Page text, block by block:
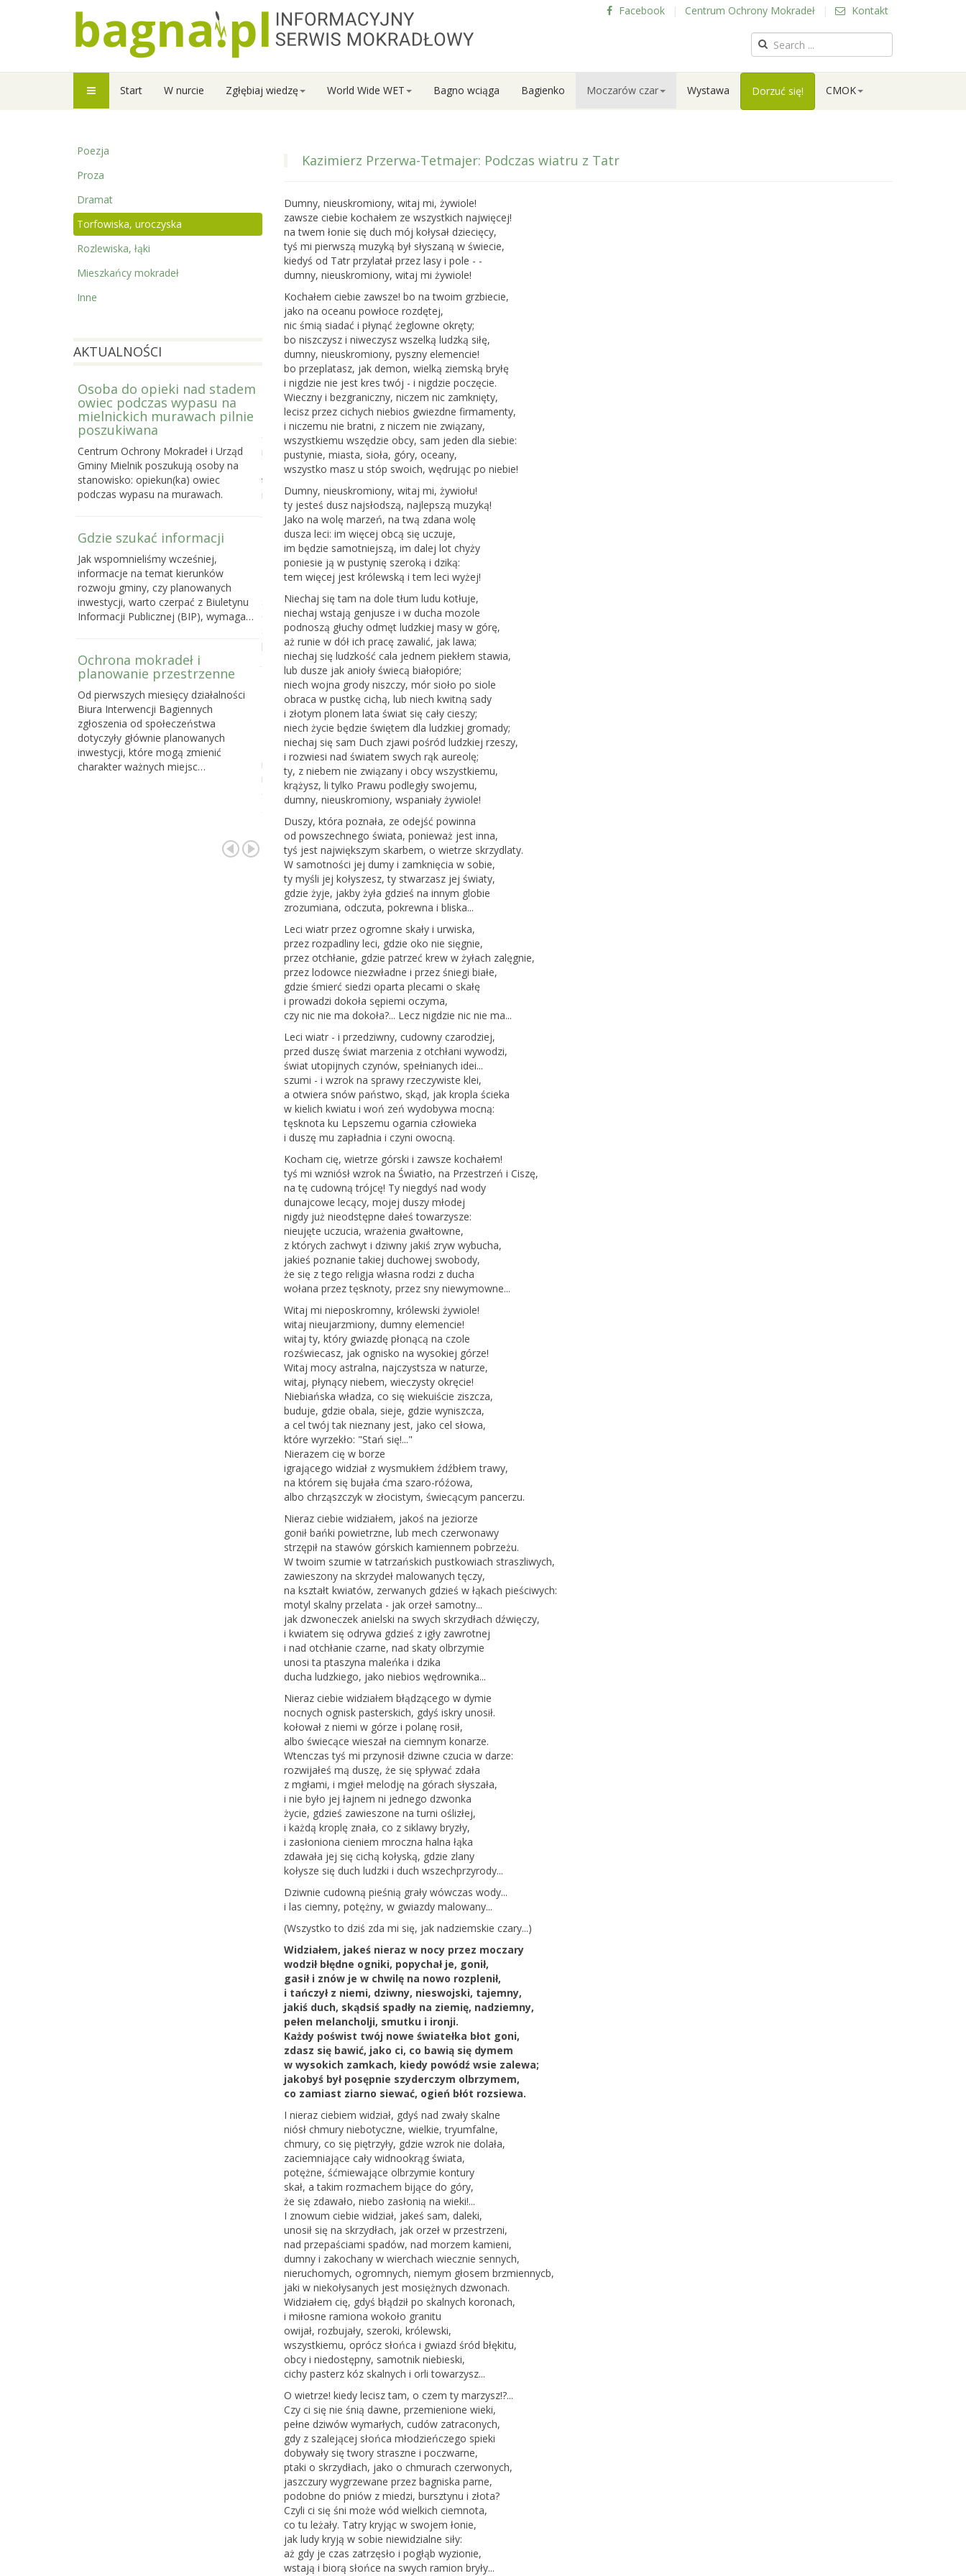
Facebook | Centrum Ochrony Mokradeł | Kontakt
Start W nurcie Zgłębiaj wiedzę World Wide WET Bagno wciąga Bagienko Moczarów czar Wystawa Dorzuć się! CMOK
Kazimierz Przerwa-Tetmajer: Podczas wiatru z Tatr
Dumny, nieuskromiony, witaj mi, żywiole!
zawsze ciebie kochałem ze wszystkich najwięcej!
na twem łonie się duch mój kołysał dziecięcy,
tyś mi pierwszą muzyką był słyszaną w świecie,
kiedyś od Tatr przylatał przez lasy i pole - -
dumny, nieuskromiony, witaj mi żywiole!
Kochałem ciebie zawsze! bo na twoim grzbiecie,
jako na oceanu powłoce rozdętej,
nic śmią siadać i płynąć żeglowne okręty;
bo niszczysz i niweczysz wszelką ludzką siłę,
dumny, nieuskromiony, pyszny elemencie!
bo przeplatasz, jak demon, wielką ziemską bryłę
i nigdzie nie jest kres twój - i nigdzie poczęcie.
Wieczny i bezgraniczny, niczem nic zamknięty,
lecisz przez cichych niebios gwiezdne firmamenty,
i niczemu nie bratni, z niczem nie związany,
wszystkiemu wszędzie obcy, sam jeden dla siebie:
pustynie, miasta, sioła, góry, oceany,
wszystko masz u stóp swoich, wędrując po niebie!
Dumny, nieuskromiony, witaj mi, żywiołu!
ty jesteś dusz najsłodszą, najlepszą muzyką!
Jako na wolę marzeń, na twą zdana wolę
dusza leci: im więcej obcą się uczuje,
im będzie samotniejszą, im dalej lot chyży
poniesie ją w pustynię szeroką i dziką:
tem więcej jest królewską i tem leci wyżej!
Niechaj się tam na dole tłum ludu kotłuje,
niechaj wstają genjusze i w ducha mozole
podnoszą głuchy odmęt ludzkiej masy w górę,
aż runie w dół ich pracę zawalić, jak lawa;
niechaj się ludzkość cala jednem piekłem stawia,
lub dusze jak anioły świecą białopióre;
niech wojna grody niszczy, mór sioło po siole
obraca w pustkę cichą, lub niech kwitną sady
i złotym plonem lata świat się cały cieszy;
niech życie będzie świętem dla ludzkiej gromady;
niechaj się sam Duch zjawi pośród ludzkiej rzeszy,
i rozwiesi nad światem swych rąk aureolę;
ty, z niebem nie związany i obcy wszystkiemu,
krążysz, li tylko Prawu podległy swojemu,
dumny, nieuskromiony, wspaniały żywiole!
Duszy, która poznała, ze odejść powinna
od powszechnego świata, ponieważ jest inna,
tyś jest największym skarbem, o wietrze skrzydlaty.
W samotności jej dumy i zamknięcia w sobie,
ty myśli jej kołyszesz, ty stwarzasz jej światy,
gdzie żyje, jakby żyła gdzieś na innym globie
zrozumiana, odczuta, pokrewna i bliska...
Leci wiatr przez ogromne skały i urwiska,
przez rozpadliny leci, gdzie oko nie sięgnie,
przez otchłanie, gdzie patrzeć krew w żyłach zalęgnie,
przez lodowce niezwładne i przez śniegi białe,
gdzie śmierć siedzi oparta plecami o skałę
i prowadzi dokoła sępiemi oczyma,
czy nic nie ma dokoła?... Lecz nigdzie nic nie ma...
Leci wiatr - i przedziwny, cudowny czarodziej,
przed duszę świat marzenia z otchłani wywodzi,
świat utopijnych czynów, spełnianych idei...
szumi - i wzrok na sprawy rzeczywiste klei,
a otwiera snów państwo, skąd, jak kropla ścieka
w kielich kwiatu i woń zeń wydobywa mocną:
tęsknota ku Lepszemu ogarnia człowieka
i duszę mu zapładnia i czyni owocną.
Kocham cię, wietrze górski i zawsze kochałem!
tyś mi wzniósł wzrok na Światło, na Przestrzeń i Ciszę,
na tę cudowną trójcę! Ty niegdyś nad wody
dunajcowe lecący, mojej duszy młodej
nigdy już nieodstępne dałeś towarzysze:
nieujęte uczucia, wrażenia gwałtowne,
z których zachwyt i dziwny jakiś zryw wybucha,
jakieś poznanie takiej duchowej swobody,
że się z tego religja własna rodzi z ducha
wołana przez tęsknoty, przez sny niewymowne...
Witaj mi nieposkromny, królewski żywiole!
witaj nieujarzmiony, dumny elemencie!
witaj ty, który gwiazdę płonącą na czole
rozświecasz, jak ognisko na wysokiej górze!
Witaj mocy astralna, najczystsza w naturze,
witaj, płynący niebem, wieczysty okręcie!
Niebiańska władza, co się wiekuiście ziszcza,
buduje, gdzie obala, sieje, gdzie wyniszcza,
a cel twój tak nieznany jest, jako cel słowa,
które wyrzekło: "Stań się!..."
Nierazem cię w borze
igrającego widział z wysmukłem źdźbłem trawy,
na którem się bujała ćma szaro-róźowa,
albo chrząszczyk w złocistym, świecącym pancerzu.
Nieraz ciebie widziałem, jakoś na jeziorze
gonił bańki powietrzne, lub mech czerwonawy
strzępił na stawów górskich kamiennem pobrzeżu.
W twoim szumie w tatrzańskich pustkowiach straszliwych,
zawieszony na skrzydeł malowanych tęczy,
na kształt kwiatów, zerwanych gdzieś w łąkach pieściwych:
motyl skalny przelata - jak orzeł samotny...
jak dzwoneczek anielski na swych skrzydłach dźwięczy,
i kwiatem się odrywa gdzieś z igły zawrotnej
i nad otchłanie czarne, nad skaty olbrzymie
unosi ta ptaszyna maleńka i dzika
ducha ludzkiego, jako niebios wędrownika...
Nieraz ciebie widziałem błądzącego w dymie
nocnych ognisk pasterskich, gdyś iskry unosił.
kołował z niemi w górze i polanę rosił,
albo świecące wieszał na ciemnym konarze.
Wtenczas tyś mi przynosił dziwne czucia w darze:
rozwijałeś mą duszę, że się spływać zdała
z mgłami, i mgieł melodję na górach słyszała,
i nie było jej łajnem ni jednego dzwonka
życie, gdzieś zawieszone na turni oślizłej,
i każdą kroplę znała, co z siklawy bryzły,
i zasłoniona cieniem mroczna halna łąka
zdawała jej się cichą kołyską, gdzie zlany
kołysze się duch ludzki i duch wszechprzyrody...
Dziwnie cudowną pieśnią grały wówczas wody...
i las ciemny, potężny, w gwiazdy malowany...
(Wszystko to dziś zda mi się, jak nadziemskie czary...)
Widziałem, jakeś nieraz w nocy przez moczary
wodził błędne ogniki, popychał je, gonił,
gasił i znów je w chwilę na nowo rozplenił,
i tańczył z niemi, dziwny, nieswojski, tajemny,
jakiś duch, skądsiś spadły na ziemię, nadziemny,
pełen melancholji, smutku i ironji.
Każdy poświst twój nowe światełka błot goni,
zdasz się bawić, jako ci, co bawią się dymem
w wysokich zamkach, kiedy powódź wsie zalewa;
jakobyś był posępnie szyderczym olbrzymem,
co zamiast ziarno siewać, ogień błót rozsiewa.
I nieraz ciebiem widział, gdyś nad zwały skalne
niósł chmury niebotyczne, wielkie, tryumfalne,
chmury, co się piętrzyły, gdzie wzrok nie dolała,
zaciemniające cały widnookrąg świata,
potężne, śćmiewające olbrzymie kontury
skał, a takim rozmachem bijące do góry,
że się zdawało, niebo zasłonią na wieki!...
I znowum ciebie widział, jakeś sam, daleki,
unosił się na skrzydłach, jak orzeł w przestrzeni,
nad przepaściami spadów, nad morzem kamieni,
dumny i zakochany w wierchach wiecznie sennych,
nieruchomych, ogromnych, niemym głosem brzmiennycb,
jaki w niekołysanych jest mosiężnych dzwonach.
Widziałem cię, gdyś błądził po skalnych koronach,
i miłosne ramiona wokoło granitu
owijał, rozbujały, szeroki, królewski,
wszystkiemu, oprócz słońca i gwiazd śród błękitu,
obcy i niedostępny, samotnik niebieski,
cichy pasterz kóz skalnych i orli towarzysz...
O wietrze! kiedy lecisz tam, o czem ty marzysz!?...
Czy ci się nie śnią dawne, przemienione wieki,
pełne dziwów wymarłych, cudów zatraconych,
gdy z szalejącej słońca młodzieńczego spieki
dobywały się twory straszne i poczwarne,
ptaki o skrzydłach, jako o chmurach czerwonych,
jaszczury wygrzewane przez bagniska parne,
podobne do pniów z miedzi, bursztynu i złota?
Czyli ci się śni może wód wielkich ciemnota,
co tu leżały. Tatry kryjąc w swojem łonie,
jak ludy kryją w sobie niewidzialne siły:
aż gdy je czas zatrzęsło i pogłąb wyzionie,
wstają i biorą słońce na swych ramion bryły...
Poezja
Proza
Dramat
Torfowiska, uroczyska
Rozlewiska, łąki
Mieszkańcy mokradeł
Inne
AKTUALNOŚCI
Osoba do opieki nad stadem
owiec podczas wypasu na
mielnickich murawach pilnie
poszukiwana
Centrum Ochrony Mokradeł i Urząd
Gminy Mielnik poszukują osoby na
stanowisko: opiekun(ka) owiec
podczas wypasu na murawach.
Gdzie szukać informacji
Jak wspomnieliśmy wcześniej,
informacje na temat kierunków
rozwoju gminy, czy planowanych
inwestycji, warto czerpać z Biuletynu
Informacji Publicznej (BIP), wymaga…
Ochrona mokradeł i
planowanie przestrzenne
Od pierwszych miesięcy działalności
Biura Interwencji Bagiennych
zgłoszenia od społeczeństwa
dotyczyły głównie planowanych
inwestycji, które mogą zmienić
charakter ważnych miejsc…
Prowadzimy nabór do
Letniej Szkoły Bagiennej
2026
Centrum Ochrony Mokradeł otwiera
nabór do trzeciej edycji Letniej Szkoły
Bagiennej, czyli tygodniowego
terenowego kursu ekologii i ochrony
mokradeł, która…
Poselski projekt ustawy o
zmianie ustawy o ochronie
przyrody
Do 16 maja br. możesz zabrać głos w
sprawie poselskiego projektu ustawy
o ochronie przyrody dającej
samorządom prawo blokowania
powstawania…
Dlaczego mokradła i
torfowiska potrzebują
działań oddolnych lokalnych
społeczności?
Z naszych doświadczeń wynika, że
najskuteczniejsze interwencje mające
na celu ochronę tych niezwykle
cennych i ważnych siedlisk to te,
gdzie…